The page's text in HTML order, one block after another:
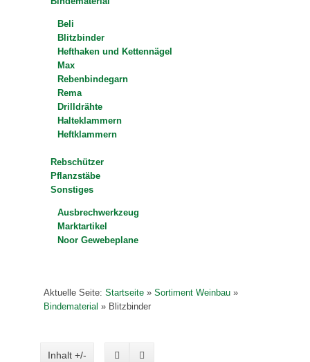
Beli
Blitzbinder
Hefthaken und Kettennägel
Max
Rebenbindegarn
Rema
Drilldrähte
Halteklammern
Heftklammern
Rebschützer
Pflanzstäbe
Sonstiges
Ausbrechwerkzeug
Marktartikel
Noor Gewebeplane
Aktuelle Seite:Startseite »Sortiment Weinbau »
Bindematerial » Blitzbinder
Inhalt +/-